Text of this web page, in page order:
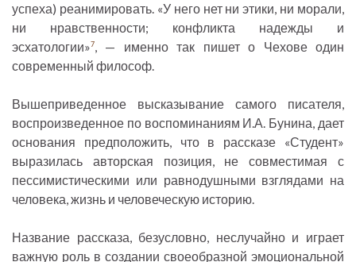
успеха) реанимировать. «У него нет ни этики, ни морали,
ни нравственности; конфликта надежды и
эсхатологии»7, — именно так пишет о Чехове один
современный философ.
Вышеприведенное высказывание самого писателя,
воспроизведенное по воспоминаниям И.А. Бунина, дает
основания предположить, что в рассказе «Студент»
выразилась авторская позиция, не совместимая с
пессимистическими или равнодушными взглядами на
человека, жизнь и человеческую историю.
Название рассказа, безусловно, неслучайно и играет
важную роль в создании своеобразной эмоциональной